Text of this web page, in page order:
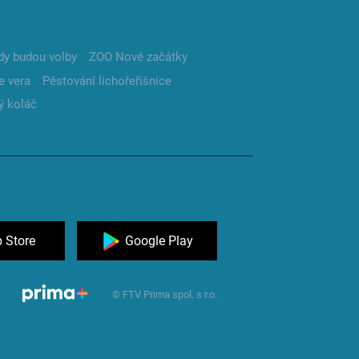
budou volby
ZOO Nové začátky
vera
Pěstování lichořeřišnice
koláč
Store Google Play
© FTV Prima spol. s r.o.